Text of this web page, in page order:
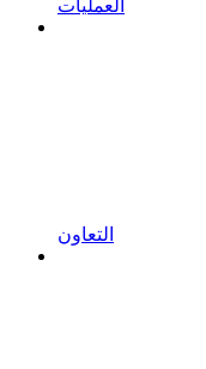
العمليات
التعاون